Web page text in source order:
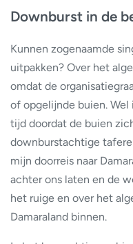
Downburst in de
Kunnen zogenaamde
uitpakken? Over het
omdat de
of opgelijnde buien. Wel
tijd doordat de buien
downburstachtige
mijn doorreis naar
achter ons laten en de
het ruige en over het
Damaraland binnen.